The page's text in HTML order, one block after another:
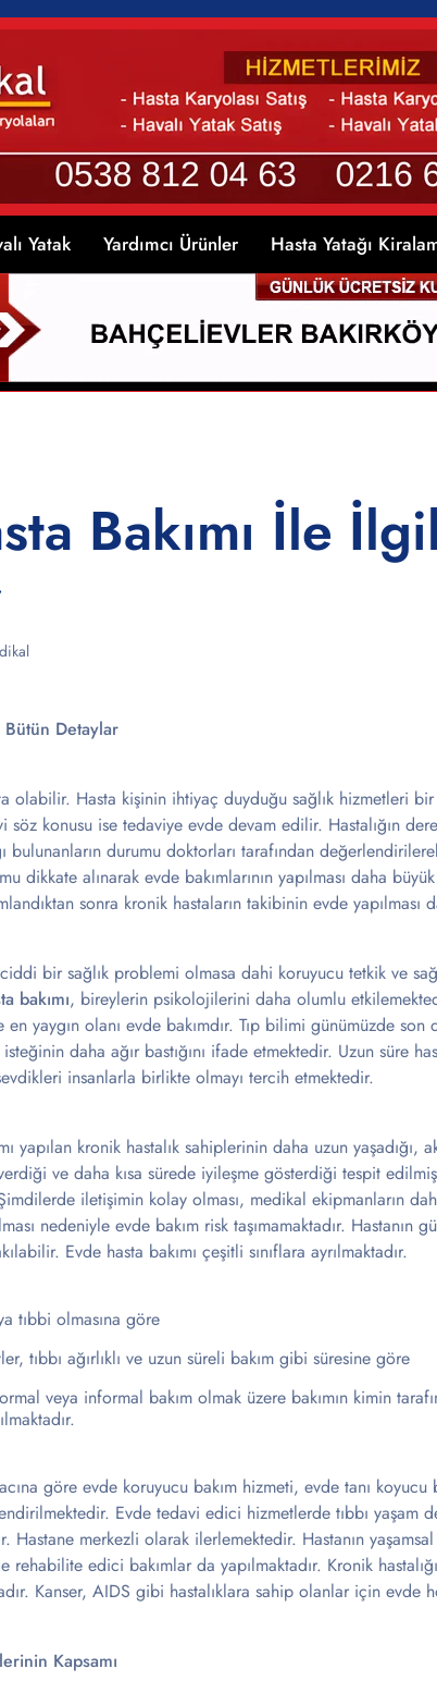
Yatak Yardımcı Ürünler Hasta Yatağı
Bakımı İle
Bütün Detaylar
olabilir. Hasta kişinin ihtiyaç duyduğu sağlık hizmetleri bir
konusu ise tedaviye evde devam edilir. Hastalığın
bulunanların durumu doktorları tarafından
dikkate alınarak evde bakımlarının yapılması daha
sonra kronik hastaların takibinin evde yapılması
ciddi bir sağlık problemi olmasa dahi koruyucu tetkik ve
bakımı, bireylerin psikolojilerini daha olumlu
en yaygın olanı evde bakımdır. Tıp bilimi günümüzde
daha ağır bastığını ifade etmektedir. Uzun süre
insanlarla birlikte olmayı tercih etmektedir.
yapılan kronik hastalık sahiplerinin daha uzun yaşadığı,
ve daha kısa sürede iyileşme gösterdiği tespit
iletişimin kolay olması, medikal ekipmanların
nedeniyle evde bakım risk taşımamaktadır. Hastanın
Evde hasta bakımı çeşitli sınıflara ayrılmaktadır.
tıbbi olmasına göre
tıbbı ağırlıklı ve uzun süreli bakım gibi süresine göre
veya informal bakım olmak üzere bakımın kimin
göre evde koruyucu bakım hizmeti, evde tanı
Evde tedavi edici hizmetlerde tıbbı yaşam
Hastane merkezli olarak ilerlemektedir. Hastanın
rehabilite edici bakımlar da yapılmaktadır. Kronik
Kanser, AIDS gibi hastalıklara sahip olanlar için evde
Kapsamı